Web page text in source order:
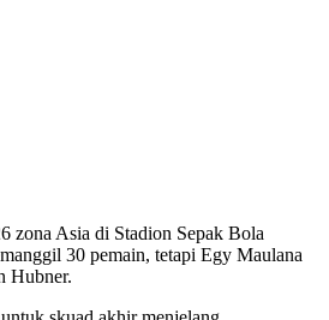
zona Asia di Stadion Sepak Bola
30 pemain, tetapi Egy Maulana
Hubner.